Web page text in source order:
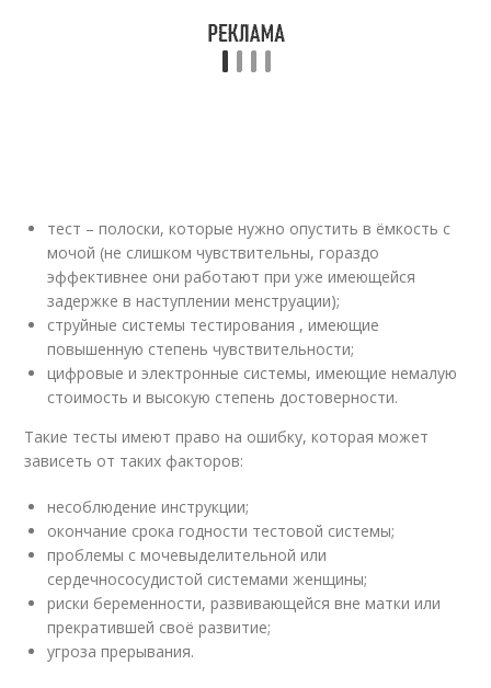
тест – полоски, которые нужно опустить в ёмкость с
мочой (не слишком чувствительны, гораздо
эффективнее они работают при уже имеющейся
задержке в наступлении менструации);
струйные системы тестирования , имеющие
повышенную степень чувствительности;
цифровые и электронные системы, имеющие немалую
стоимость и высокую степень достоверности.
Такие тесты имеют право на ошибку, которая может
зависеть от таких факторов:
несоблюдение инструкции;
окончание срока годности тестовой системы;
проблемы с мочевыделительной или
сердечнососудистой системами женщины;
риски беременности, развивающейся вне матки или
прекратившей своё развитие;
угроза прерывания.